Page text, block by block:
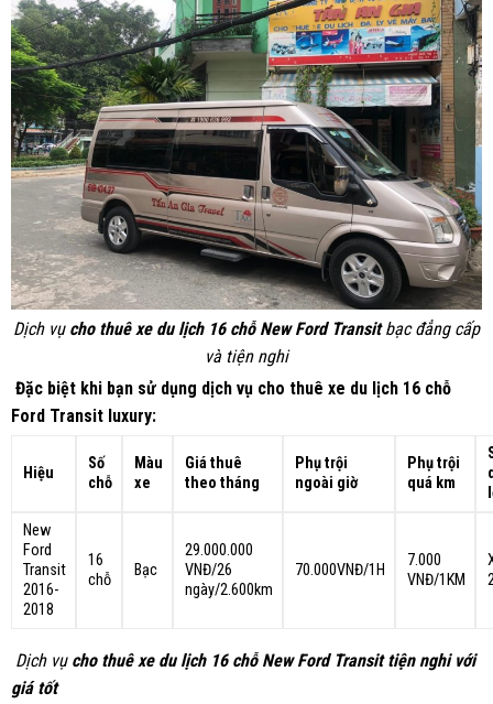
Dịch vụ cho thuê xe du lịch 16 chỗ New Ford Transit bạc đẳng cấp
và tiện nghi
Đặc biệt khi bạn sử dụng dịch vụ cho thuê xe du lịch 16 chỗ
Ford Transit luxury:
Hiệu
Số
chỗ
Màu
xe
Giá thuê
theo tháng
Phụ trội
ngoài giờ
Phụ trội
quá km
New
Ford
Transit
2016-
2018
16
chỗ
Bạc
29.000.000
VNĐ/26
ngày/2.600km
70.000VNĐ/1H
7.000
VNĐ/1KM
Dịch vụ cho thuê xe du lịch 16 chỗ New Ford Transit tiện nghi với
giá tốt